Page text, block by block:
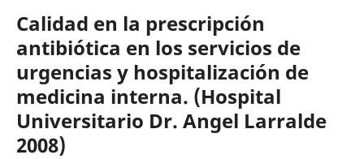
Calidad en la prescripción
antibiótica en los servicios de
urgencias y hospitalización de
medicina interna. (Hospital
Universitario Dr. Angel Larralde
2008)